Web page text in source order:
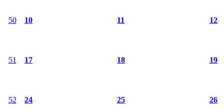
50 10 11 12
51 17 18 19
52 24 25 26